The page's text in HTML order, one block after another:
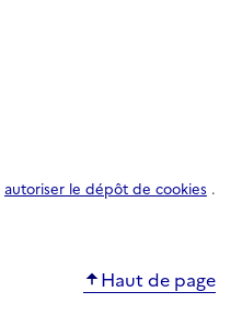
autoriser le dépôt de cookies .
Haut de page